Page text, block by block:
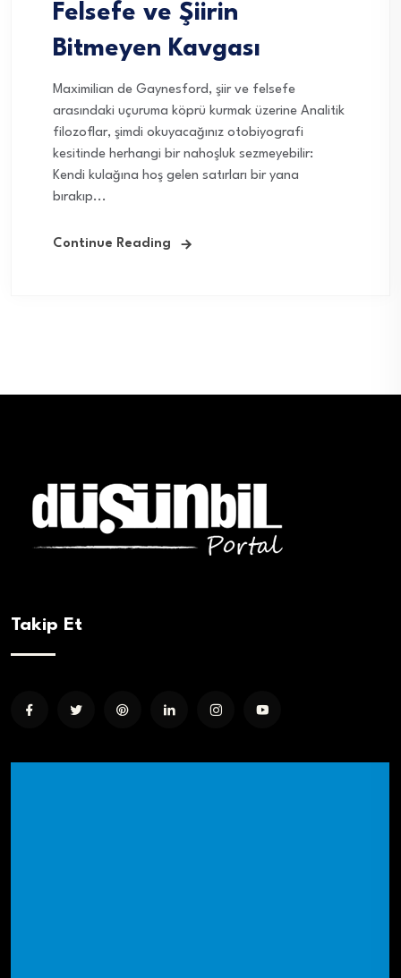
Felsefe ve Şiirin
Bitmeyen Kavgası
Maximilian de Gaynesford, şiir ve felsefe
arasındaki uçuruma köprü kurmak üzerine Analitik
filozoflar, şimdi okuyacağınız otobiyografi
kesitinde herhangi bir nahoşluk sezmeyebilir:
Kendi kulağına hoş gelen satırları bir yana
bırakıp...
Continue Reading
Takip Et